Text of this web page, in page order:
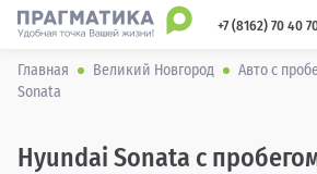
+7 (8162) 70 40
Главная Великий Новгород Авто с
Sonata
Hyundai Sonata с